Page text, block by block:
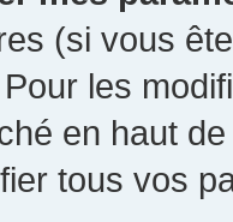
(si vous
les
en haut
tous vos